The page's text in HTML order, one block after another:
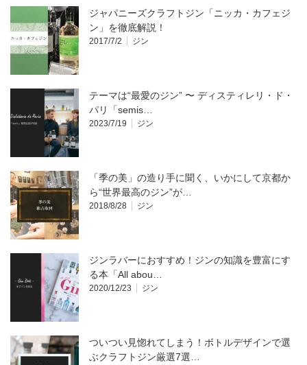
ジャパニーズクラフトジン「ニッカ・カフェジ
ン」を徹底解説！
2017/7/2 ジン
テーマは“最愛のジン” 〜 ディスティレリ・ド・
パリ「semis…
2023/7/19 ジン
「季の美」の造り手に聞く、いかにして京都か
ら“世界最高のジン”が…
2018/8/28 ジン
ジンラバーにおすすめ！ジンの知識を豊富にす
る本「All abou…
2020/12/23 ジン
ついつい見惚れてしまう！ボトルデザインで選
ぶクラフトジン厳選7選…